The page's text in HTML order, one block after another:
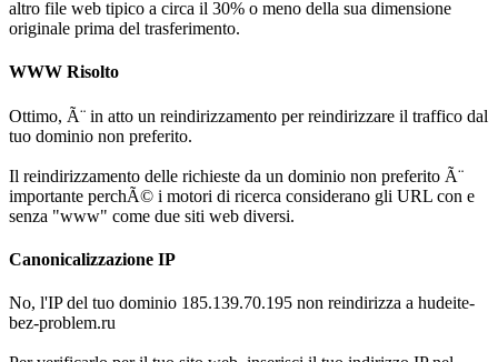
altro file web tipico a circa il 30% o meno della sua dimensione
originale prima del trasferimento.
WWW Risolto
Ottimo, Ã¨ in atto un reindirizzamento per reindirizzare il traffico dal
tuo dominio non preferito.
Il reindirizzamento delle richieste da un dominio non preferito Ã¨
importante perchÃ© i motori di ricerca considerano gli URL con e
senza "www" come due siti web diversi.
Canonicalizzazione IP
No, l'IP del tuo dominio 185.139.70.195 non reindirizza a hudeite-
bez-problem.ru